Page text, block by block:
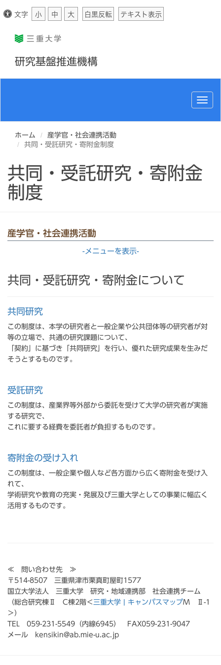
文字 小 中 大 白黒反転 テキスト表示
研究基盤推進機構
ホーム
産学官・社会連携活動
共同・受託研究・寄附金制度
共同・受託研究・寄附金
制度
産学官・社会連携活動
-メニューを表示-
共同・受託研究・寄附金について
共同研究
この制度は、本学の研究者と一般企業や公共団体等の研究者が対
等の立場で、共通の研究課題について、
「契約」に基づき「共同研究」を行い、優れた研究成果を生みだ
そうとするものです。
受託研究
この制度は、産業界等外部から委託を受けて大学の研究者が実施
する研究で、
これに要する経費を委託者が負担するものです。
寄附金の受け入れ
この制度は、一般企業や個人など各方面から広く寄附金を受け入
れて、
学術研究や教育の充実・発展及び三重大学としての事業に幅広く
活用するものです。
≪ 問い合わせ先 ≫
〒514-8507 三重県津市栗真町屋町1577
国立大学法人 三重大学 研究・地域連携部 社会連携チーム
（総合研究棟Ⅱ C棟2階＜ 三重大学 | キャンパスマップM Ⅱ-1
＞）
TEL 059-231-5549（内線6945） FAX059-231-9047
メール kensikin@ab.mie-u.ac.jp